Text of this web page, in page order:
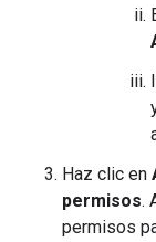
Haz clic en
permisos.
permisos